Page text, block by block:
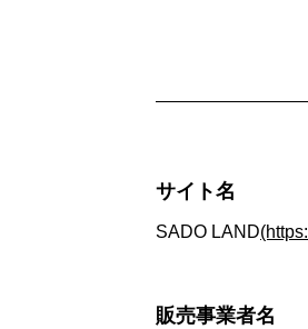
サイト名
SADO LAND
販売事業者名